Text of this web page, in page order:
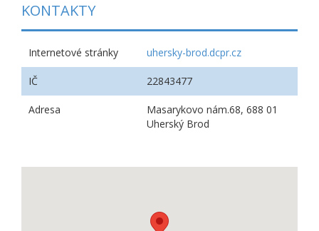
KONTAKTY
Internetové stránky uhersky-brod.dcpr.cz
IČ 22843477
Adresa
Masarykovo nám.68, 688 01
Uherský Brod